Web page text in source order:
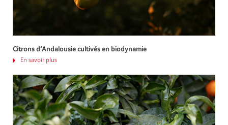
Citrons d’Andalousie cultivés en biodynamie
En savoir plus